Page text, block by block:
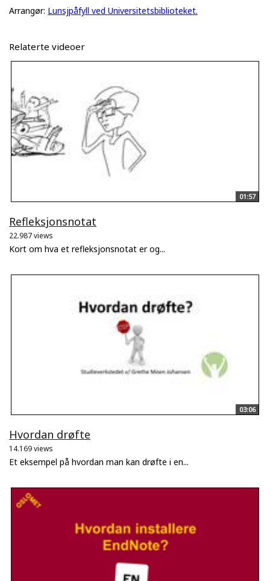
Arrangør: Lunsjpåfyll ved Universitetsbiblioteket.
Relaterte videoer
01:57
Refleksjonsnotat
22.987 views
Kort om hva et refleksjonsnotat er og...
03:06
Hvordan drøfte
14.169 views
Et eksempel på hvordan man kan drøfte i en...